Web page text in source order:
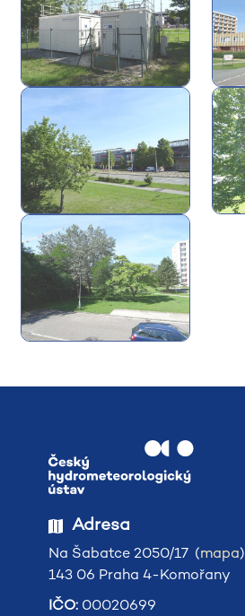
Adresa
Na Šabatce 2050/17 (mapa)
143 06 Praha 4-Komořany
IČO: 00020699